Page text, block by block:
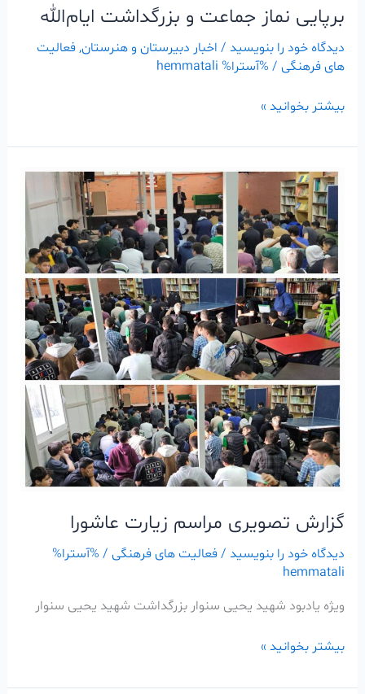
برپایی نماز جماعت و بزرگداشت ایام‌الله
دیدگاه‌ خود را بنویسید / اخبار دبیرستان و هنرستان,فعالیت
های فرهنگی/ %آسترا% hemmatali
بیشتر بخوانید »
گزارش تصویری مراسم زیارت عاشورا
دیدگاه‌ خود را بنویسید /فعالیت های فرهنگی/ %آسترا%
hemmatali
ویژه یادبود شهید یحیی سنوار بزرگداشت شهید یحیی سنوار
گزارش
تصویری
مراسم
زیارت
عاشورا
بیشتر بخوانید »